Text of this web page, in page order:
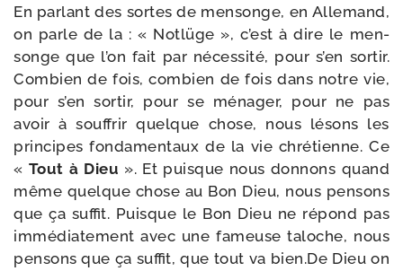
En par­lant des sortes de men­songe, en Allemand,
on parle de la : « Notlüge », c’est à dire le men­
songe que l’on fait par néces­si­té, pour s’en sor­tir.
Combien de fois, com­bien de fois dans notre vie,
pour s’en sor­tir, pour se ména­ger, pour ne pas
avoir à souf­frir quelque chose, nous lésons les
prin­cipes fon­da­men­taux de la vie chré­tienne. Ce
« Tout à Dieu ». Et puisque nous don­nons quand
même quelque chose au Bon Dieu, nous pen­sons
que ça suf­fit. Puisque le Bon Dieu ne répond pas
immé­dia­te­ment avec une fameuse taloche, nous
pen­sons que ça suf­fit, que tout va bien​.De Dieu on